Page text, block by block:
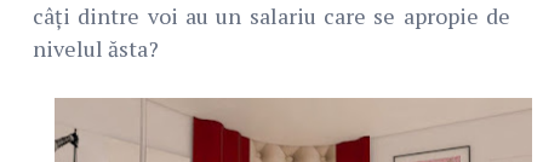
câți dintre voi au un salariu care se apropie de
nivelul ăsta?